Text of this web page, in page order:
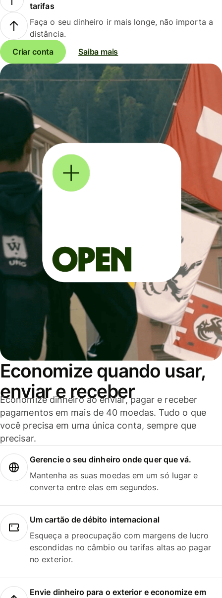
tarifas
Faça o seu dinheiro ir mais longe, não importa a
distância.
Criar conta
Saiba mais
Economize quando usar,
enviar e receber
Economize dinheiro ao enviar, pagar e receber
pagamentos em mais de 40 moedas. Tudo o que
você precisa em uma única conta, sempre que
precisar.
Gerencie o seu dinheiro onde quer que vá.
Mantenha as suas moedas em um só lugar e
converta entre elas em segundos.
Um cartão de débito internacional
Esqueça a preocupação com margens de lucro
escondidas no câmbio ou tarifas altas ao pagar
no exterior.
Envie dinheiro para o exterior e economize em